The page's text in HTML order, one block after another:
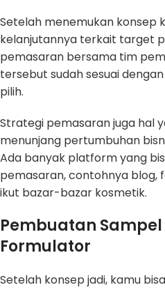
Setelah menemukan konsep
kelanjutannya terkait target
pemasaran bersama tim
tersebut sudah sesuai
pilih.
Strategi pemasaran juga hal
menunjang pertumbuhan
Ada banyak platform yang
pemasaran, contohnya blog,
ikut bazar-bazar kosmetik.
Pembuatan
Formulator
Setelah konsep jadi, kamu